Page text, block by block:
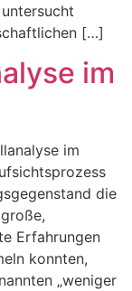
[…]
im
im
die
Erfahrungen
konnten,
„weniger